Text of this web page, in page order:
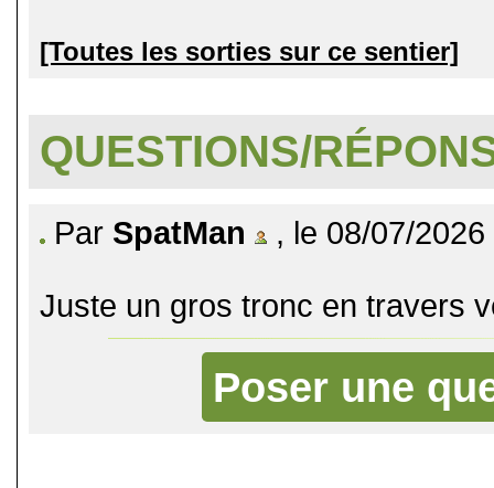
[Toutes les sorties sur ce sentier]
QUESTIONS/
Par SpatMan , le 08/07/
Juste un gros tronc en travers
Poser une